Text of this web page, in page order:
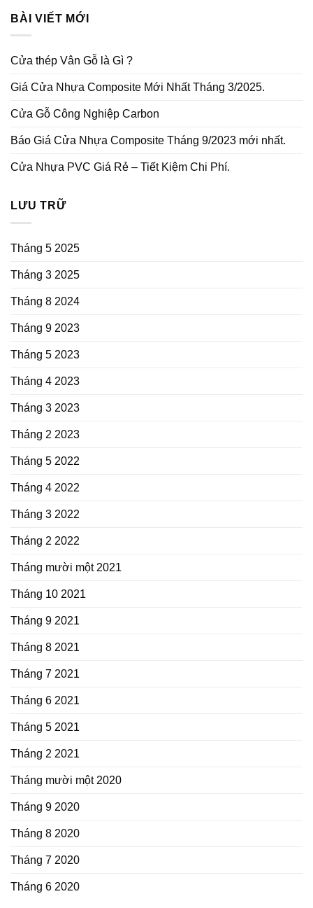
BÀI VIẾT MỚI
Cửa thép Vân Gỗ là Gì ?
Giá Cửa Nhựa Composite Mới Nhất Tháng 3/2025.
Cửa Gỗ Công Nghiệp Carbon
Báo Giá Cửa Nhựa Composite Tháng 9/2023 mới nhất.
Cửa Nhựa PVC Giá Rẻ – Tiết Kiệm Chi Phí.
LƯU TRỮ
Tháng 5 2025
Tháng 3 2025
Tháng 8 2024
Tháng 9 2023
Tháng 5 2023
Tháng 4 2023
Tháng 3 2023
Tháng 2 2023
Tháng 5 2022
Tháng 4 2022
Tháng 3 2022
Tháng 2 2022
Tháng mười một 2021
Tháng 10 2021
Tháng 9 2021
Tháng 8 2021
Tháng 7 2021
Tháng 6 2021
Tháng 5 2021
Tháng 2 2021
Tháng mười một 2020
Tháng 9 2020
Tháng 8 2020
Tháng 7 2020
Tháng 6 2020